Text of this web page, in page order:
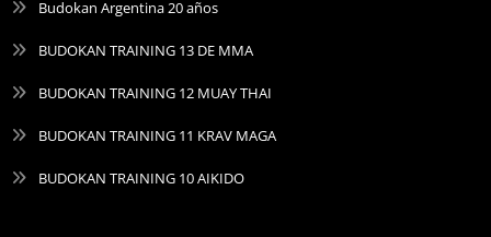
Budokan Argentina 20 años
BUDOKAN TRAINING 13 DE MMA
BUDOKAN TRAINING 12 MUAY THAI
BUDOKAN TRAINING 11 KRAV MAGA
BUDOKAN TRAINING 10 AIKIDO